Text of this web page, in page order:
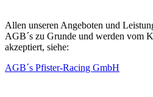
Allen unseren Angeboten und
AGB´s zu Grunde und werden vom
akzeptiert, siehe:
AGB´s Pfister-Racing GmbH